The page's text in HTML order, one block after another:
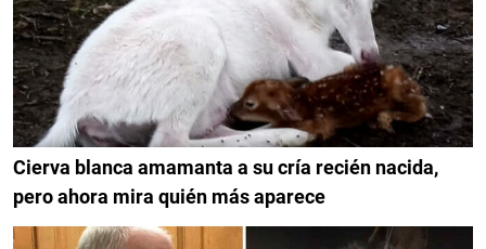
Cierva blanca amamanta a su cría recién nacida,
pero ahora mira quién más aparece